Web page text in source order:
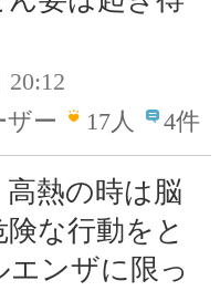
20:12
ザー
17人 4件
熱の時は脳
な行動をと
エンザに限っ